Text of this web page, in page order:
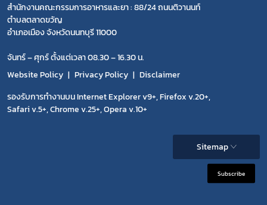
สำนักงานคณะกรรมการอาหารและยา : 88/24 ถนนติวานนท์
ตำบลตลาดขวัญ
อำเภอเมือง จังหวัดนนทบุรี 11000
จันทร์ – ศุกร์ ตั้งแต่เวลา 08.30 – 16.30 น.
Website Policy
Privacy Policy
Disclaimer
รองรับการทำงานบน Internet Explorer v9+, Firefox v.20+,
Safari v.5+, Chrome v.25+, Opera v.10+
Sitemap
Subscribe